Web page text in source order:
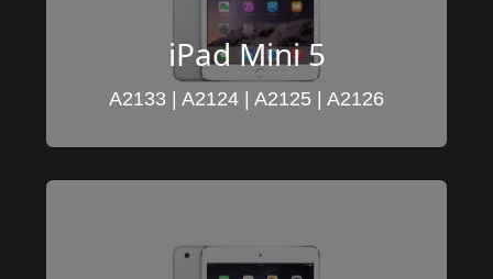
iPad Mini 5
A2133 | A2124 | A2125 | A2126